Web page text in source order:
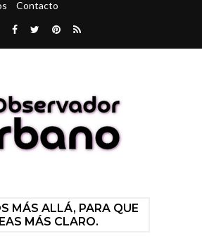
Contacto
MÁS ALLÁ, PARA QUE
MÁS CLARO.